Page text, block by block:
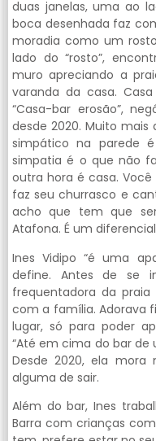
duas janelas, uma ao
boca desenhada faz
moradia como um
lado do “rosto”,
muro apreciando a
varanda da casa.
“Casa-bar erosão”,
desde 2020. Muito mais
simpático na parede
simpatia é o que não
outra hora é casa.
faz seu churrasco e
acho que tem que
Atafona. É um
Ines Vidipo “é uma
define. Antes de se
frequentadora da
com a família. Adorava
lugar, só para poder
“Até em cima do bar de
Desde 2020, ela
alguma de sair.
Além do bar, Ines
Barra com crianças